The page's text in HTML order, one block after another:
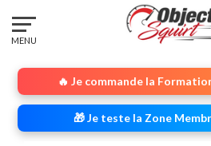
🔥 Je commande la
🎁 Je teste la Zone